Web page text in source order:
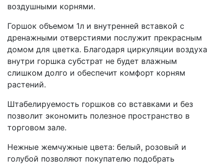
воздушными корнями.
Горшок объемом 1л и внутренней вставкой с
дренажными отверстиями послужит прекрасным
домом для цветка. Благодаря циркуляции воздуха
внутри горшка субстрат не будет влажным
слишком долго и обеспечит комфорт корням
растений.
Штабелируемость горшков со вставками и без
позволит экономить полезное пространство в
торговом зале.
Нежные жемчужные цвета: белый, розовый и
голубой позволяют покупателю подобрать